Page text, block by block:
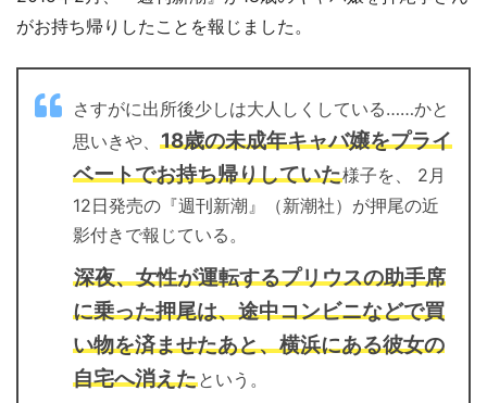
がお持ち帰りしたことを報じました。
さすがに出所後少しは大人しくしている……かと
思いきや、 18歳の未成年キャバ嬢をプライ
ベートでお持ち帰りしていた様子を、 2月
12日発売の『週刊新潮』（新潮社）が押尾の近
影付きで報じている。
深夜、女性が運転するプリウスの助手席
に乗った押尾は、途中コンビニなどで買
い物を済ませたあと、横浜にある彼女の
自宅へ消えたという。